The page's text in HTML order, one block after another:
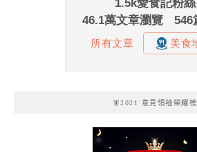
🧚2021 意見領袖榮耀榜